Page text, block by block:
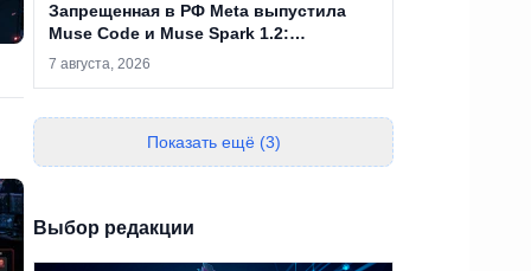
Запрещенная в РФ Meta выпустила
Muse Code и Muse Spark 1.2:
терминальный ИИ-агент продолжает
7 августа, 2026
Показать ещё (3)
Выбор редакции